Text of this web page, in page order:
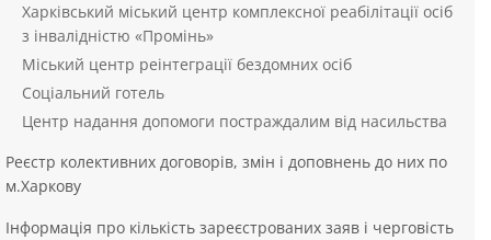
Харківський міський центр комплексної реабілітації осіб
з інвалідністю «Промінь»
Міський центр реінтеграції бездомних осіб
Соціальний готель
Центр надання допомоги постраждалим від насильства
Реєстр колективних договорів, змін і доповнень до них по
м.Харкову
Інформація про кількість зареєстрованих заяв і черговість